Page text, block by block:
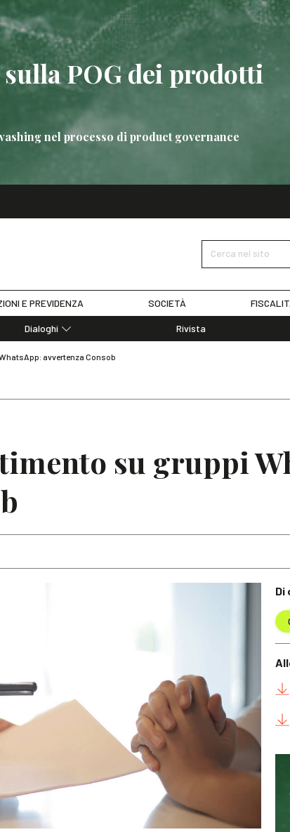
POG dei prodotti
nel processo di product governance
linee guida EBA sulla POG dei prodotti bancari SCOPRI I
Cerca nel sito
E PREVIDENZA SOCIETÀ
Dialoghi
Rivista
avvertenza Consob
su gruppi
Di